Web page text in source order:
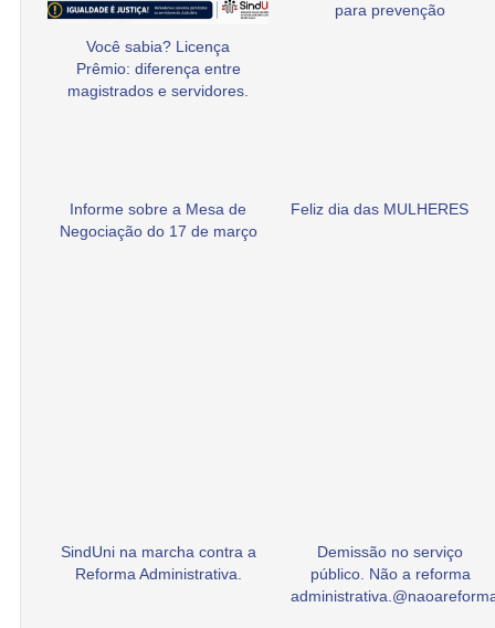
Você sabia? Licença
Prêmio: diferença entre
magistrados e servidores.
para prevenção
Informe sobre a Mesa de
Negociação do 17 de março
Feliz dia das MULHERES
SindUni na marcha contra a
Reforma Administrativa.
Demissão no serviço
público. Não a reforma